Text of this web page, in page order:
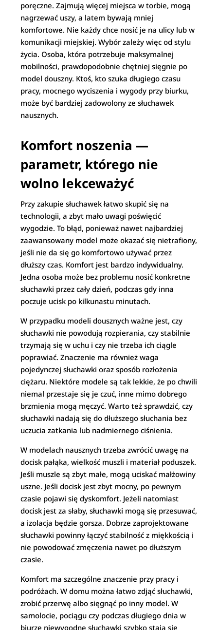
poręczne. Zajmują więcej miejsca w torbie, mogą
nagrzewać uszy, a latem bywają mniej
komfortowe. Nie każdy chce nosić je na ulicy lub w
komunikacji miejskiej. Wybór zależy więc od stylu
życia. Osoba, która potrzebuje maksymalnej
mobilności, prawdopodobnie chętniej sięgnie po
model douszny. Ktoś, kto szuka długiego czasu
pracy, mocnego wyciszenia i wygody przy biurku,
może być bardziej zadowolony ze słuchawek
nausznych.
Komfort noszenia —
parametr, którego nie
wolno lekceważyć
Przy zakupie słuchawek łatwo skupić się na
technologii, a zbyt mało uwagi poświęcić
wygodzie. To błąd, ponieważ nawet najbardziej
zaawansowany model może okazać się nietrafiony,
jeśli nie da się go komfortowo używać przez
dłuższy czas. Komfort jest bardzo indywidualny.
Jedna osoba może bez problemu nosić konkretne
słuchawki przez cały dzień, podczas gdy inna
poczuje ucisk po kilkunastu minutach.
W przypadku modeli dousznych ważne jest, czy
słuchawki nie powodują rozpierania, czy stabilnie
trzymają się w uchu i czy nie trzeba ich ciągle
poprawiać. Znaczenie ma również waga
pojedynczej słuchawki oraz sposób rozłożenia
ciężaru. Niektóre modele są tak lekkie, że po chwili
niemal przestaje się je czuć, inne mimo dobrego
brzmienia mogą męczyć. Warto też sprawdzić, czy
słuchawki nadają się do dłuższego słuchania bez
uczucia zatkania lub nadmiernego ciśnienia.
W modelach nausznych trzeba zwrócić uwagę na
docisk pałąka, wielkość muszli i materiał poduszek.
Jeśli muszle są zbyt małe, mogą uciskać małżowiny
uszne. Jeśli docisk jest zbyt mocny, po pewnym
czasie pojawi się dyskomfort. Jeżeli natomiast
docisk jest za słaby, słuchawki mogą się przesuwać,
a izolacja będzie gorsza. Dobrze zaprojektowane
słuchawki powinny łączyć stabilność z miękkością i
nie powodować zmęczenia nawet po dłuższym
czasie.
Komfort ma szczególne znaczenie przy pracy i
podróżach. W domu można łatwo zdjąć słuchawki,
zrobić przerwę albo sięgnąć po inny model. W
samolocie, pociągu czy podczas długiego dnia w
biurze niewygodne słuchawki szybko stają się